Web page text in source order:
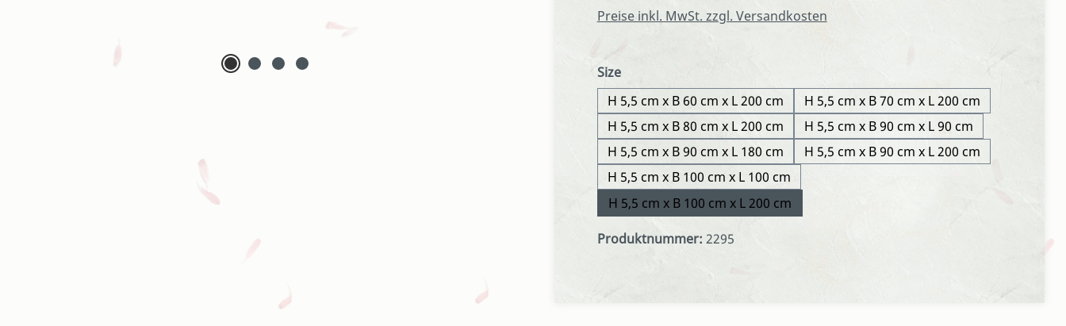
Preise inkl. MwSt. zzgl. Versandkosten
Sizeauswählen
H 5,5 cm x B 60 cm x L 200 cm
H 5,5 cm x B 70 cm x L 200 cm
H 5,5 cm x B 80 cm x L 200 cm
H 5,5 cm x B 90 cm x L 90 cm
H 5,5 cm x B 90 cm x L 180 cm
H 5,5 cm x B 90 cm x L 200 cm
H 5,5 cm x B 100 cm x L 100 cm
H 5,5 cm x B 100 cm x L 200 cm
Produktnummer: 2295